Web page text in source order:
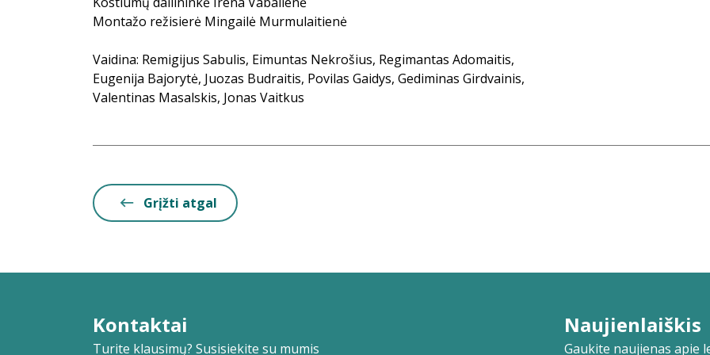
Montažo režisierė Mingailė Murmulaitienė
Vaidina: Remigijus Sabulis, Eimuntas Nekrošius, Regimantas Adomaitis,
Eugenija Bajorytė, Juozas Budraitis, Povilas Gaidys, Gediminas Girdvainis,
Valentinas Masalskis, Jonas Vaitkus
Grįžti atgal
Kontaktai
Turite klausimų? Susisiekite su mumis
Naujienlaiškis
Gaukite naujienas apie